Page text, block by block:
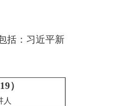
括：习近平新
）
人